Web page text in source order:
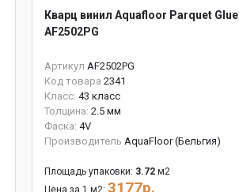
Кварц винил Aquafloor Parquet Glue
AF2502PG
Артикул AF2502PG
Код товара 2341
Класс: 43 класс
Толщина: 2.5 мм
Фаска: 4V
Производитель AquaFloor (Бельгия)
Площадь упаковки: 3.72 м2
Цена за 1 м2: 3177р.